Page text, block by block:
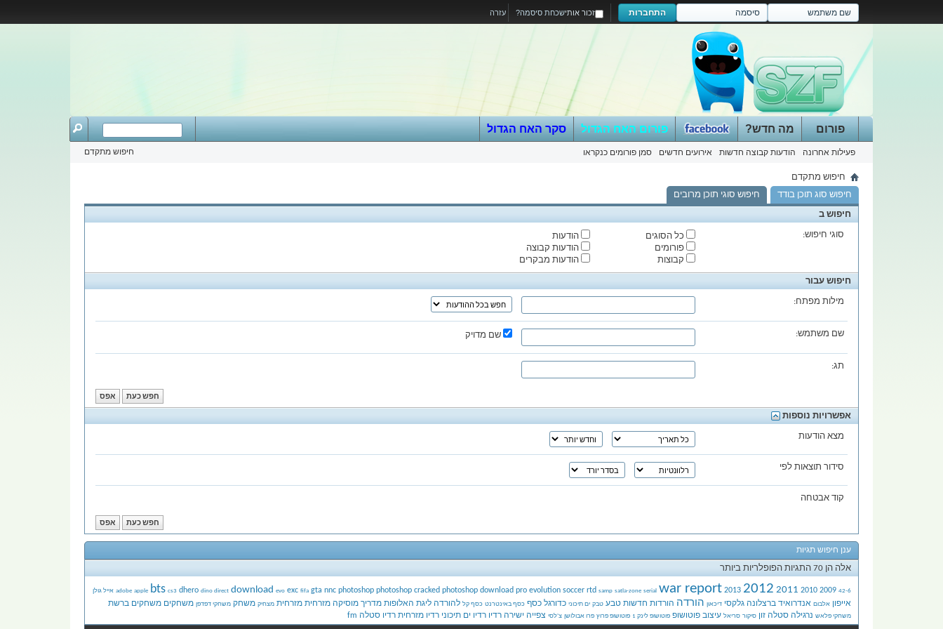
עזרה התחברות זכור אותישכחת סיסמה?
פורום מה חדש?
פעילות אחרונה הודעות קבוצה חדשות אירועים חדשים סמן פורומים כנקראו
פורום האח הגדול סקר האח הגדול
חיפוש מתקדם
חיפוש מתקדם
חיפוש סוג תוכן בודד
חיפוש סוגי תוכן מרובים
חיפוש ב
סוגי חיפוש: כל הסוגים
הודעות
פורומים
הודעות קבוצה
קבוצות
הודעות מבקרים
חיפוש עבור
מילות מפתח:
שם משתמש: שם מדויק
תג:
אפשרויות נוספות
מצא הודעות
סידור תוצאות לפי
קוד אבטחה
ענן חיפוש תגיות
אלה הן 70 התגיות הפופלריות ביותר
42-6
2009
2010
2011
2012
2013
adobe apple bts cs3 dhero dino direct download evo exc fifa gta nnc photoshop photoshop cracked photoshop download pro evolution soccer rtd samp satla-zone serial war report אייל גולן
אייפון אלבום אנדרואיד ברצלונה גלקסי דיכאון הורדה הורדות חדשות טבע טבק ים תיכוני כדורגל כסף כסף באינטרנט כסף קל להורדה ליגת האלופות מדריך מוסיקה מזרחית מזרחית מצחיק משחק משחקי דפדפן משחקים משחקים ברשת
משחקי פלאש נרגילה סטלה זון סיקור סריאל עיצוב פוטושופ פוטושופ לינק 1 פוטושופ פרוץ פרו אבולושן צ'לסי צפייה ישירה רדיו רדיו ים תיכוני רדיו מזרחית רדיו סטלה fm